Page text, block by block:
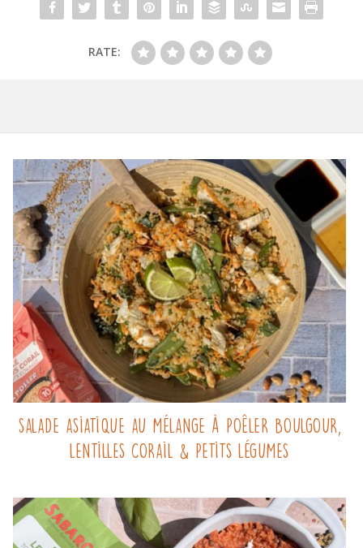
RATE:
Salade asiatique au mélange à poêler Boulgour,
Lentilles corail & Petits légumes